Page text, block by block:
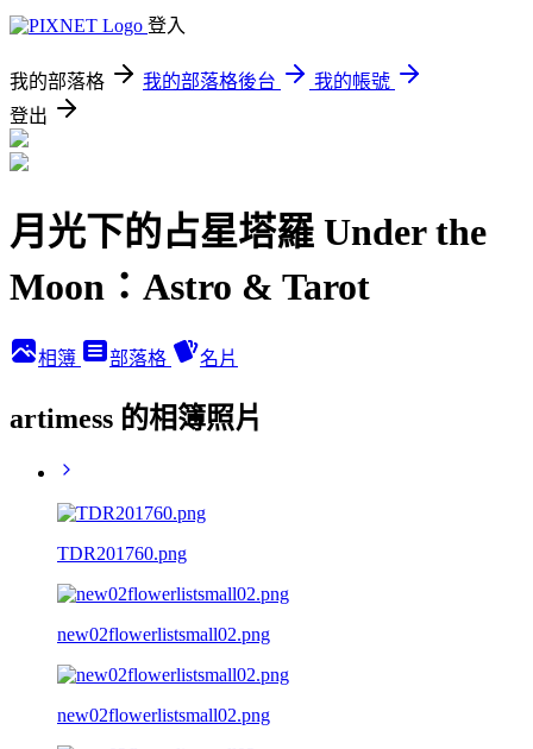
登入
我的部落格 我的部落格後台
我的帳號
登出
月光下的占星塔羅 Under the
Moon：Astro & Tarot
相簿 部落格 名片
artimess 的相簿照片
TDR201760.png
new02flowerlistsmall02.png
new02flowerlistsmall02.png